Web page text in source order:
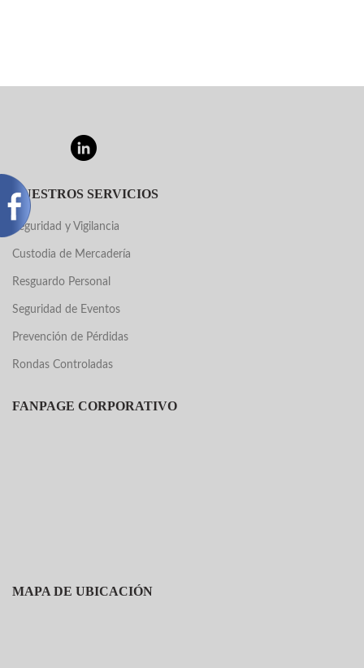
NUESTROS SERVICIOS
Seguridad y Vigilancia
Custodia de Mercadería
Resguardo Personal
Seguridad de Eventos
Prevención de Pérdidas
Rondas Controladas
FANPAGE CORPORATIVO
MAPA DE UBICACIÓN